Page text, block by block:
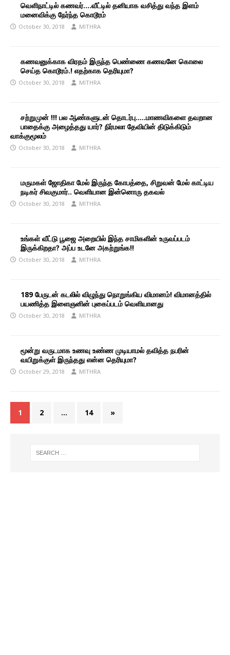
வெளிநாட்டில் கணவர்….வீட்டில் தனியாக வசித்து வந்த இளம்
மனைவிக்கு நேர்ந்த கொடூரம்
October 30, 2018 MITHRA
கணவனுக்காக விரதம் இருந்த பெண்ணை கணவனே கொலை
செய்த கொடூரம்.! எதற்காக தெரியுமா?
October 30, 2018 MITHRA
சற்றுமுன் !!! பல ஆண்களுடன் தொடர்பு…..மாணவிகளை தவறான
பாதைக்கு அழைத்தது யார்? நிர்மலா தேவியின் திடுக்கிடும்
வாக்குமூலம்
October 30, 2018 MITHRA
மருமகள் ஜோதிகா மேல் இருந்த கோபத்தை, சிறுவன் மேல் காட்டிய
நடிகர் சிவகுமார்.. வெளியான இன்னொரு தகவல்
October 30, 2018 MITHRA
உங்கள் வீட்டு பூஜை அறையில் இந்த சாமிகளின் உருவப்படம்
இருக்கிறதா? அப்ப உடனே அகற்றுங்க!!
October 30, 2018 MITHRA
189 பேருடன் கடலில் விழுந்து நொறுங்கிய விமானம்! விமானத்தில்
பயணித்த இளைஞனின் புகைப்படம் வெளியானது
October 30, 2018 MITHRA
மூன்று வருடமாக உணவு உண்ண முடியாமல் தவித்த நபரின்
வயிறுக்குள் இருந்தது என்ன தெரியுமா?
October 29, 2018 MITHRA
1 2 … 14 »